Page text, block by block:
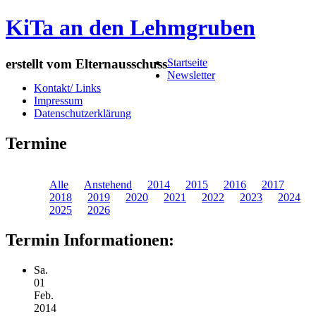
KiTa an den Lehmgruben
erstellt vom Elternausschuss
Menu
Skip
content
Startseite
Newsletter
Kontakt/ Links
Impressum
Datenschutzerklärung
Termine
Alle Anstehend 2014 2015 2016
2017
2018
2019 2020 2021 2022 2023
2024
2025
2026
Termin Informationen:
Sa.
01
Feb.
2014